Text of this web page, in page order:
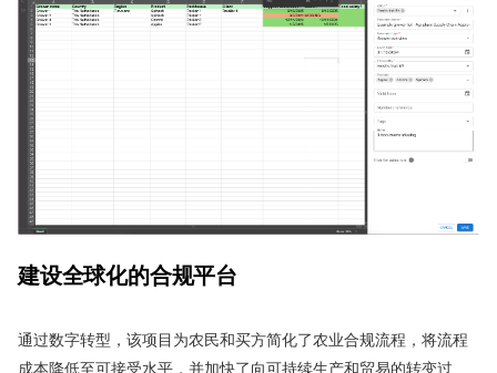
建设全球化的合规平台
通过数字转型，该项目为农民和买方简化了农业合规流程，将流程
成本降低至可接受水平，并加快了向可持续生产和贸易的转变过